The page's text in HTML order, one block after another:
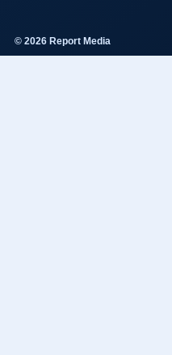
© 2026 Report Media